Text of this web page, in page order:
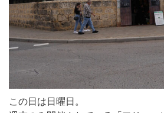
この日は日曜日。